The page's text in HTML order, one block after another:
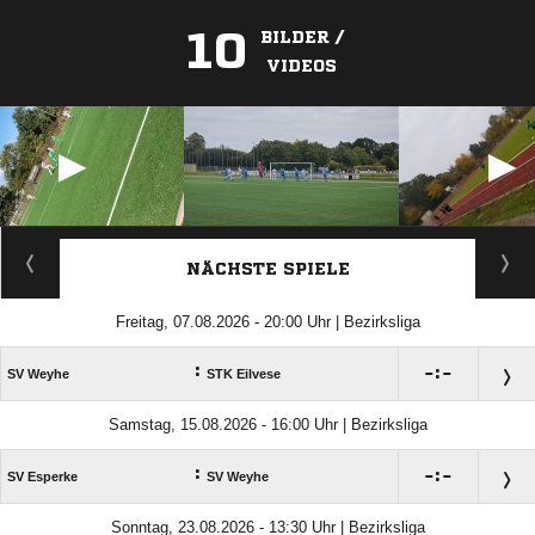
10
BILDER /
VIDEOS
ANZEIGE
NÄCHSTE SPIELE
Freitag, 07.08.2026 - 20:00 Uhr | Bezirksliga
SV Weyhe : STK Eilvese :
Samstag, 15.08.2026 - 16:00 Uhr | Bezirksliga
SV Esperke : SV Weyhe :
Sonntag, 23.08.2026 - 13:30 Uhr | Bezirksliga